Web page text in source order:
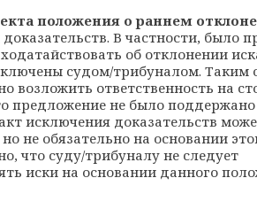
положения о раннем
В частности, было
об отклонении
судом/трибуналом. Таким
возложить ответственность на
предложение не было
исключения доказательств
не обязательно на основании
что суду/трибуналу не следует
иски на основании данного